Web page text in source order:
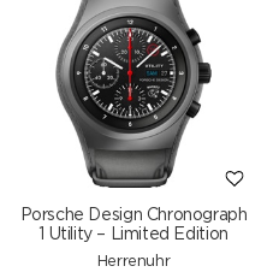
Porsche Design Chronograph
1 Utility – Limited Edition
Herrenuhr